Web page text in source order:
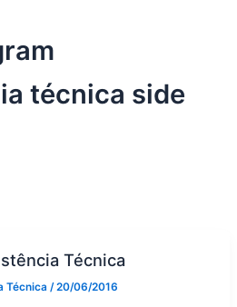
técnica side
Técnica
Técnica/20/06/2016